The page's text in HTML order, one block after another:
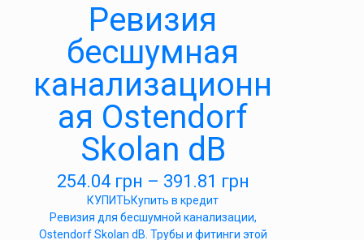
Ревизия
бесшумная
канализационн
ая Ostendorf
Skolan dB
254.04 грн – 391.81 грн
КУПИТЬКупить в кредит
Ревизия для бесшумной канализации,
Ostendorf Skolan dB. Трубы и фитинги этой